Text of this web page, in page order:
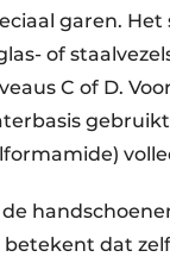
garen.
of
C of D.
dat